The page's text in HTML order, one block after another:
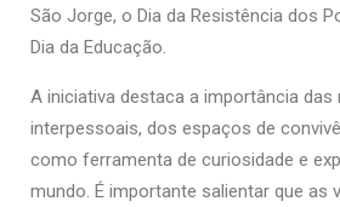
São Jorge, o Dia da Resistência dos
Dia da Educação.
A iniciativa destaca a importância das
interpessoais, dos espaços de
como ferramenta de curiosidade e
mundo. É importante salientar que as